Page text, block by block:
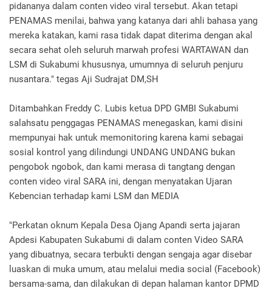
pidananya dalam conten video viral tersebut. Akan tetapi
PENAMAS menilai, bahwa yang katanya dari ahli bahasa yang
mereka katakan, kami rasa tidak dapat diterima dengan akal
secara sehat oleh seluruh marwah profesi WARTAWAN dan
LSM di Sukabumi khususnya, umumnya di seluruh penjuru
nusantara." tegas Aji Sudrajat DM,SH
Ditambahkan Freddy C. Lubis ketua DPD GMBI Sukabumi
salahsatu penggagas PENAMAS menegaskan, kami disini
mempunyai hak untuk memonitoring karena kami sebagai
sosial kontrol yang dilindungi UNDANG UNDANG bukan
pengobok ngobok, dan kami merasa di tangtang dengan
conten video viral SARA ini, dengan menyatakan Ujaran
Kebencian terhadap kami LSM dan MEDIA
"Perkatan oknum Kepala Desa Ojang Apandi serta jajaran
Apdesi Kabupaten Sukabumi di dalam conten Video SARA
yang dibuatnya, secara terbukti dengan sengaja agar disebar
luaskan di muka umum, atau melalui media social (Facebook)
bersama-sama, dan dilakukan di depan halaman kantor DPMD